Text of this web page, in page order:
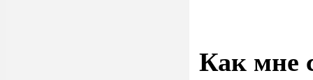
Как мне